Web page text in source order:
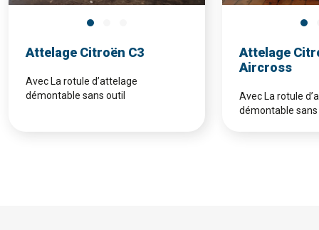
Attelage Citroën C3
Avec La rotule d’attelage
démontable sans outil
Attelage
Aircross
Avec La rotule
démontable